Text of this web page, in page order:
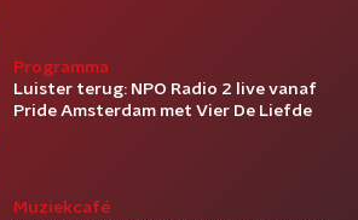
Programma
Luister terug: NPO Radio 2 live vanaf
Pride Amsterdam met Vier De Liefde
Muziekcafé